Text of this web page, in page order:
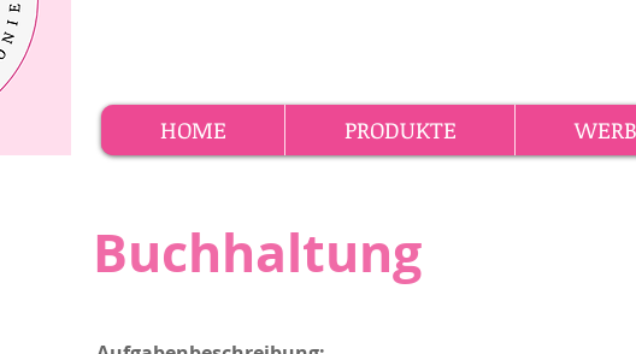
HOME PRODUKTE
Buchhaltung